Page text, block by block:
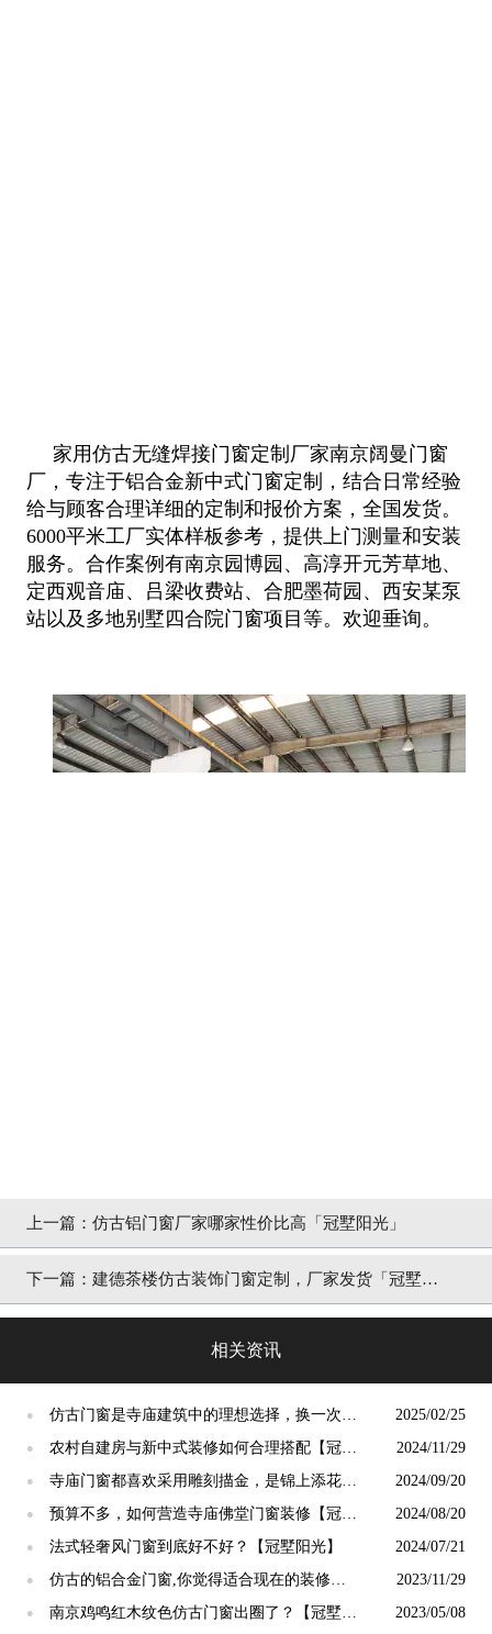
家用仿古无缝焊接门窗定制厂家南京阔曼门窗
厂，专注于铝合金新中式门窗定制，结合日常经验
给与顾客合理详细的定制和报价方案， 全国发货。
6000平米工厂实体样板参考，提供上门测量和安装
服务。合作案例有南京园博园、高淳开元芳草地、
定西观音庙、吕梁收费站、合肥墨荷园、西安某泵
站以及多地别墅四合院门窗项目等。欢迎垂询。
上一篇： 仿古铝门窗厂家哪家性价比高「冠墅阳光」
下一篇： 建德茶楼仿古装饰门窗定制，厂家发货「冠墅阳
相关资讯
●
仿古门窗是寺庙建筑中的理想选择，换一次用
终生【冠墅阳光】
2025/02/25
●
农村自建房与新中式装修如何合理搭配【冠墅
阳光】
2024/11/29
●
寺庙门窗都喜欢采用雕刻描金，是锦上添花
吗？【冠墅阳光】
2024/09/20
●
预算不多，如何营造寺庙佛堂门窗装修【冠墅
阳光】
2024/08/20
● 法式轻奢风门窗到底好不好？【冠墅阳光】 2024/07/21
●
仿古的铝合金门窗,你觉得适合现在的装修吗?
【冠墅阳光】
2023/11/29
●
南京鸡鸣红木纹色仿古门窗出圈了？【冠墅阳
2023/05/08